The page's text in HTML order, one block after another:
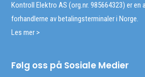
Kontroll Elektro AS (org.nr. 985664323) er en
forhandlerne av betalingsterminaler i Norge.
Les mer >
Følg oss på Sosiale Medier